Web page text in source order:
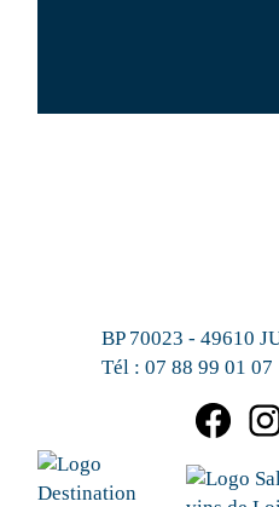
BP 70023 - 49610
Tél :07 88 99 01 07